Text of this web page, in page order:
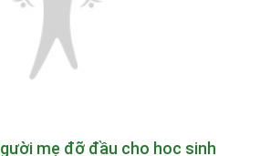
mẹ đỡ đầu cho học sinh